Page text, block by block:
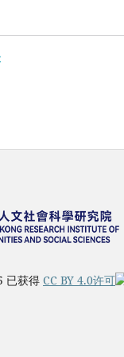
已获得 CC BY 4.0许可